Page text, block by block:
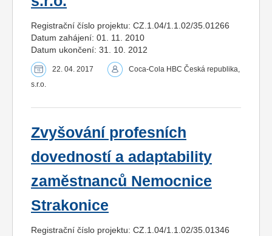
Registrační číslo projektu: CZ.1.04/1.1.02/35.01266
Datum zahájení: 01. 11. 2010
Datum ukončení: 31. 10. 2012
22. 04. 2017
Coca-Cola HBC Česká republika,
s.r.o.
Zvyšování profesních
dovedností a adaptability
zaměstnanců Nemocnice
Strakonice
Registrační číslo projektu: CZ.1.04/1.1.02/35.01346